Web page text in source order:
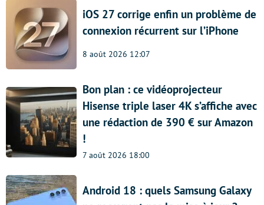
iOS 27 corrige enfin un problème de
connexion récurrent sur l’iPhone
8 août 2026 12:07
Bon plan : ce vidéoprojecteur
Hisense triple laser 4K s’affiche avec
une rédaction de 390 € sur Amazon
!
7 août 2026 18:00
Android 18 : quels Samsung Galaxy